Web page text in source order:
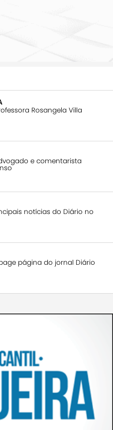
Rosangela Villa
e comentarista
notícias do Diário no
página do jornal Diário